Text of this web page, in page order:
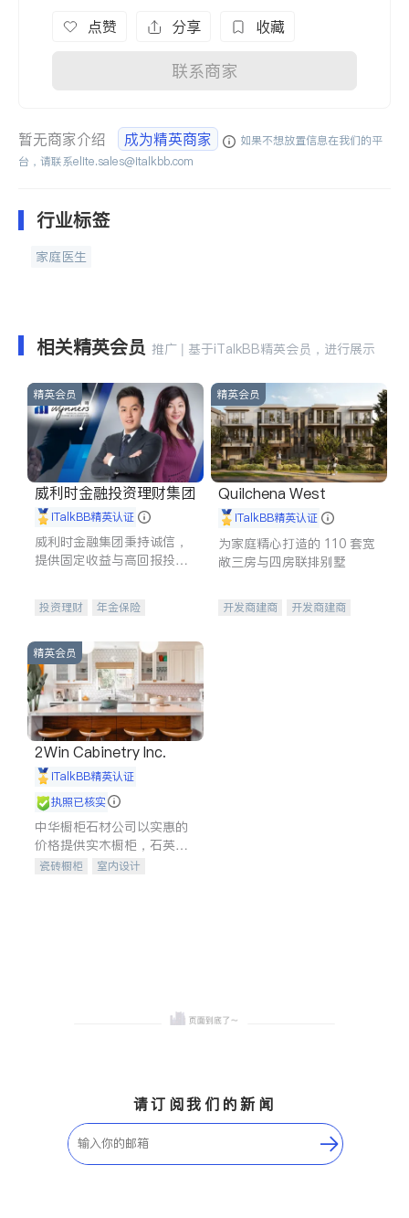
点赞 分享 收藏
联系商家
暂无商家介绍 成为精英商家
如果不想放置信息在我们的平
台，请联系elite.sales@italkbb.com
行业标签
家庭医生
相关精英会员 推广 | 基于iTalkBB精英会员，进行展示
精英会员
威利时金融投资理财集团
iTalkBB精英认证
威利时金融集团秉持诚信，
提供固定收益与高回报投资
合，助力客户实现目标
投资理财
年金保险
投资理财
医疗保险
养老保险
员工保险
长期护理医疗保险
伤残保险
个人保险
精英会员
Quilchena West
iTalkBB精英认证
为家庭精心打造的 110 套宽
敞三房与四房联排别墅
开发商建商
开发商建商
精英会员
2Win Cabinetry Inc.
iTalkBB精英认证
执照已核实
中华橱柜石材公司以实惠的
价格提供实木橱柜，石英石
台面，多种优质不锈钢水
瓷砖橱柜
室内设计
请订阅我们的新闻